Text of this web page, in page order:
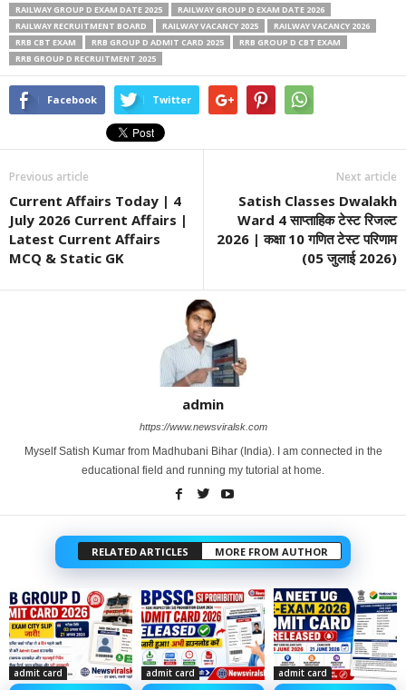
RAILWAY GROUP D EXAM DATE 2025
RAILWAY GROUP D EXAM DATE 2026
RAILWAY RECRUITMENT BOARD
RAILWAY VACANCY 2025
RAILWAY VACANCY 2026
RRB CBT EXAM
RRB GROUP D ADMIT CARD 2025
RRB GROUP D CBT EXAM
RRB GROUP D RECRUITMENT 2025
Facebook Twitter
Previous article
Current Affairs Today | 4
July 2026 Current Affairs |
Latest Current Affairs
MCQ & Static GK
Next article
Satish Classes Dwalakh
Ward 4 साप्ताहिक टेस्ट रिजल्ट
2026 | कक्षा 10 गणित टेस्ट परिणाम
(05 जुलाई 2026)
admin
https://www.newsviralsk.com
Myself Satish Kumar from Madhubani Bihar (India). I am connected in the
educational field and running my tutorial at home.
RELATED ARTICLES MORE FROM AUTHOR
admit card admit card admit card